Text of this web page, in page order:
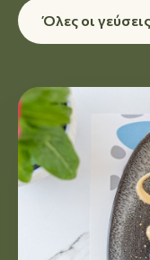
Όλες οι γεύσεις